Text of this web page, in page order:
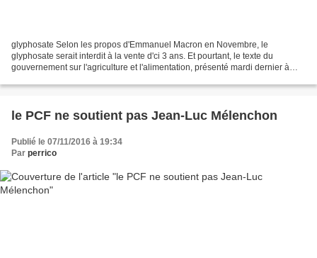
glyphosate Selon les propos d'Emmanuel Macron en Novembre, le
glyphosate serait interdit à la vente d'ci 3 ans. Et pourtant, le texte du
gouvernement sur l'agriculture et l'alimentation, présenté mardi dernier à
le PCF ne soutient pas Jean-Luc Mélenchon
Publié le 07/11/2016 à 19:34
Par perrico